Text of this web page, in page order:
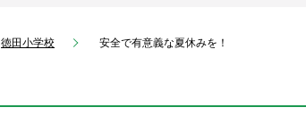
徳田小学校 安全で有意義な夏休みを！